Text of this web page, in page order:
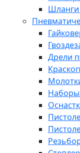
Шланги
Дрели
Наборы